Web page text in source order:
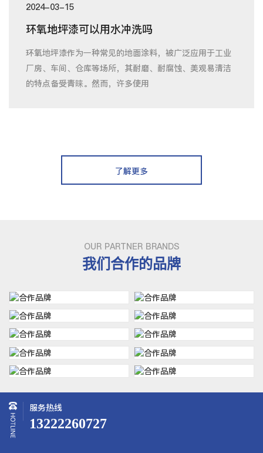
2024-03-15
环氧地坪漆可以用水冲洗吗
环氧地坪漆作为一种常见的地面涂料，被广泛应用于工业
厂房、车间、仓库等场所，其耐磨、耐腐蚀、美观易清洁
的特点备受青睐。然而，许多使用
了解更多
OUR PARTNER BRANDS
我们合作的品牌
服务热线
13222260727